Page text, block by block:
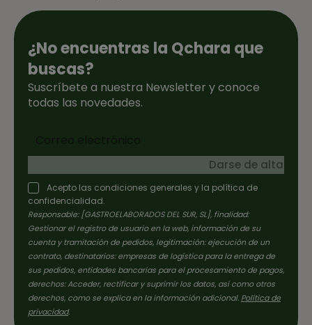
¿No encuentras la Qchara que
buscas?
Suscríbete a nuestra Newsletter y conoce
todas las novedades.
Darse de alta
Acepto las condiciones generales y la política de
confidencialidad.
Responsable: [GASTROELABORADOS DEL SUR, SL], finalidad:
Gestionar el registro de usuario en la web, información de su
cuenta y tramitación de pedidos, legitimación: ejecución de un
contrato, destinatarios: empresas de logística para la entrega de
sus pedidos, entidades bancarias para el procesamiento de pagos,
derechos: Acceder, rectificar y suprimir los datos, así como otros
derechos, como se explica en la información adicional. Política de
privacidad.